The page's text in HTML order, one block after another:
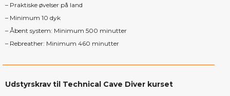
– Praktiske øvelser på land
– Minimum 10 dyk
– Åbent system: Minimum 500 minutter
– Rebreather: Minimum 460 minutter
Udstyrskrav til Technical Cave Diver kurset